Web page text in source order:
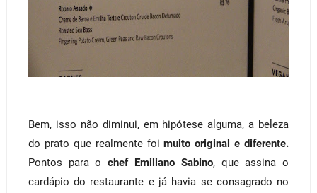
Bem, isso não diminui, em hipótese alguma, a beleza
do prato que realmente foimuito original e diferente.
Pontos para ochef Emiliano Sabino, que assina o
cardápio do restaurante e já havia se consagrado no